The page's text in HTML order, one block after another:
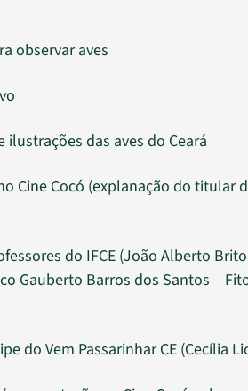
observar aves
das aves do Ceará
Cine Cocó (explanação do titular
do IFCE (João Alberto
Gauberto Barros dos Santos –
do Vem Passarinhar CE (Cecília